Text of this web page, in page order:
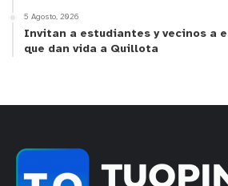
5 Agosto, 2026
Invitan a estudiantes y vecinos a
que dan vida a Quillota